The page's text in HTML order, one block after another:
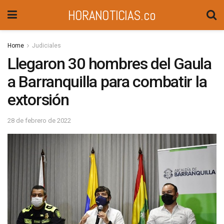
HORANOTICIAS.co
Home Judiciales
Llegaron 30 hombres del Gaula
a Barranquilla para combatir la
extorsión
28 de febrero de 2022